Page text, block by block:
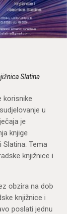
Slatina
korisnike
u
je
knjige
Slatina. Tema
knjižnice i
obzira na dob
knjižnice i
poslati jednu